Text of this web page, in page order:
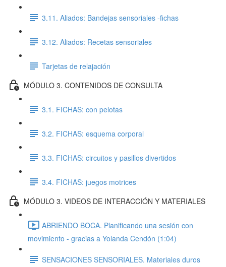
3.11. Aliados: Bandejas sensoriales -fichas
3.12. Aliados: Recetas sensoriales
Tarjetas de relajación
MÓDULO 3. CONTENIDOS DE CONSULTA
3.1. FICHAS: con pelotas
3.2. FICHAS: esquema corporal
3.3. FICHAS: circuitos y pasillos divertidos
3.4. FICHAS: juegos motrices
MÓDULO 3. VIDEOS DE INTERACCIÓN Y MATERIALES
ABRIENDO BOCA. Planificando una sesión con
movimiento - gracias a Yolanda Cendón (1:04)
SENSACIONES SENSORIALES. Materiales duros